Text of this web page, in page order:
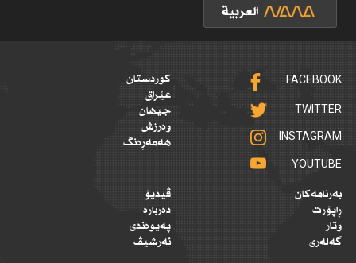
FACEBOOK
TWITTER
INSTAGRAM
YOUTUBE
کوردستان
عێراق
جیهان
وەرزش
هەمەڕەنگ
بەرنامەکان
ڕاپۆرت
وتار
گەلەری
ڤیدیۆ
دەربارە
پەیوەندی
ئەرشیڤ